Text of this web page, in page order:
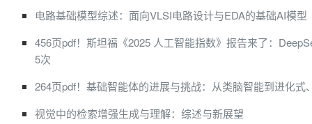
电路基础模型综述：面向VLSI电路设计与EDA的基础AI模型
456页pdf！斯坦福《2025 人工智能指数》报告来了：
5次
264页pdf！基础智能体的进展与挑战：从类脑智能到进化式
视觉中的检索增强生成与理解：综述与新展望